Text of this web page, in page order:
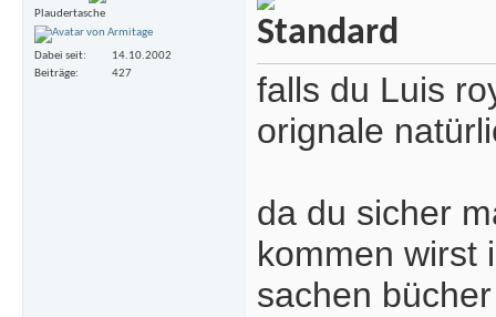
Plaudertasche
Dabei seit
14.10.2002
Beiträge
427
falls du Luis
orignale
da du sicher
kommen wirst
sachen